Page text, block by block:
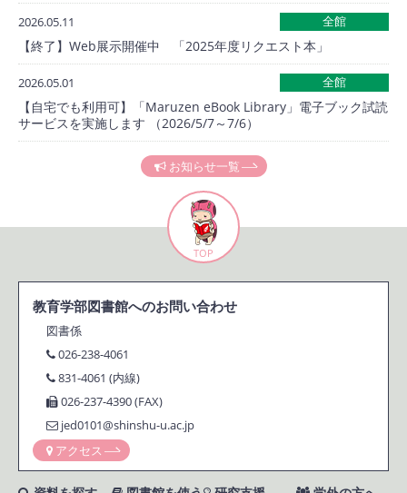
2026.05.11 全館
【終了】Web展示開催中 「2025年度リクエスト本」
2026.05.01 全館
【自宅でも利用可】「Maruzen eBook Library」電子ブック試読
サービスを実施します （2026/5/7～7/6）
お知らせ一覧
教育学部図書館へのお問い合わせ
図書係
026-238-4061
831-4061 (内線)
026-237-4390 (FAX)
jed0101@shinshu-u.ac.jp
アクセス
TOP